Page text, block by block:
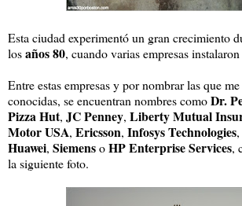
Esta ciudad experimentó un gran crecimiento
losaños 80, cuando varias empresas
Entre estas empresas y por nombrar las que
conocidas, se encuentran nombres comoDr.
Pizza Hut, JC Penney, Liberty Mutual
Motor USA, Ericsson, Infosys Technologies,
Huawei, SiemensoHP Enterprise Services,
la siguiente foto.